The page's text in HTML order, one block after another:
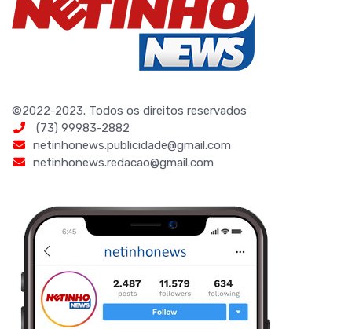
©2022-2023. Todos os direitos reservados
(73) 99983-2882
netinhonews.publicidade@gmail.com
netinhonews.redacao@gmail.com